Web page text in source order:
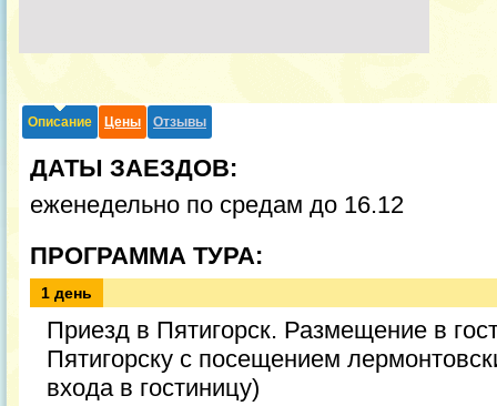
Описание Цены Отзывы
ДАТЫ ЗАЕЗДОВ:
еженедельно по средам до 16.12
ПРОГРАММА ТУРА:
1 день
Приезд в Пятигорск. Размещение в
Пятигорску с посещением
входа в гостиницу)